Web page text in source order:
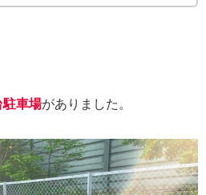
駐車場がありました。